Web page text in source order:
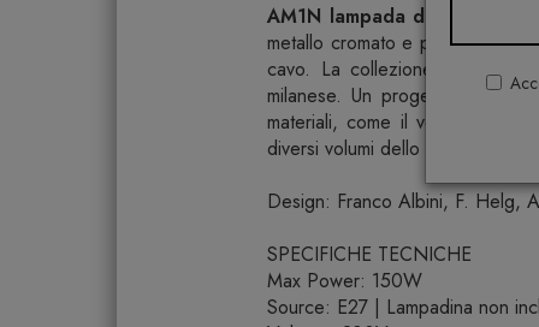
AM1N lampada da tavolo
di
metallo cromato e paralume a
cavo. La collezione Albini AM/
milanese. Un progetto del
materiali, come il vetro
diversi volumi dello spazio con
Design: Franco Albini, F. Helg,
SPECIFICHE TECNICHE
Max Power: 150W
Source: E27 | Lampadina non